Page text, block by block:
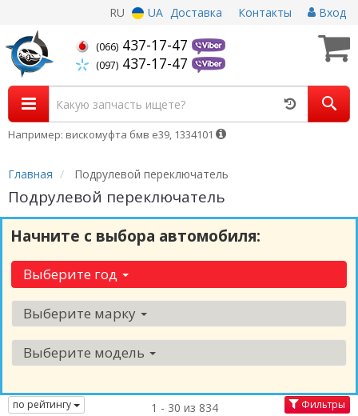
RU UA Доставка Контакты Вход
(066) 437-17-47
(097) 437-17-47
Например: вискомуфта бмв е39, 1334101
Главная Подрулевой переключатель
Подрулевой переключатель
Начните с выбора автомобиля:
Выберите год
Выберите марку
Выберите модель
по рейтингу 1 - 30 из 834 Фильтры